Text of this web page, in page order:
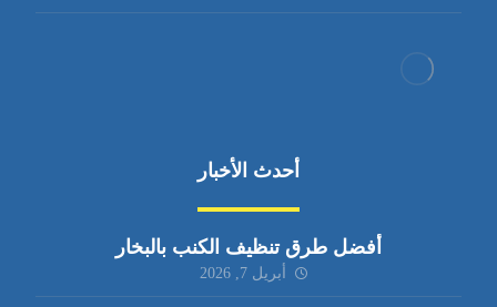
أحدث الأخبار
أفضل طرق تنظيف الكنب بالبخار
أبريل 7, 2026